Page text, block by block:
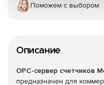
Описание
OPC-сервер счетчиков
предназначен для
Поможем с выбором